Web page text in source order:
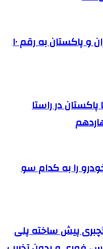
افزایش حجم تجارت بین ایران و پاکستان به رقم ۱۰
در راستا
را به کدام سو
پیش ساخته پلی